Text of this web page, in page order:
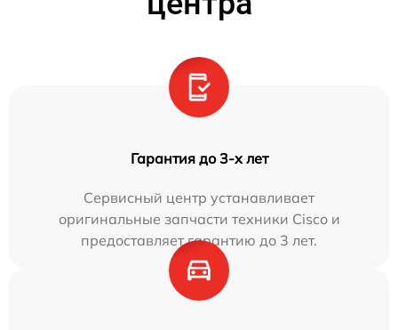
Гарантия до 3-х лет
Сервисный центр устанавливает
оригинальные запчасти техники Cisco и
предоставляет гарантию до 3 лет.